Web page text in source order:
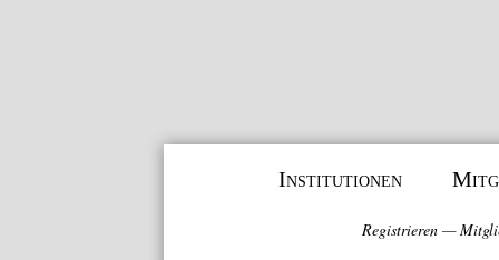
Institutionen
Registrieren—